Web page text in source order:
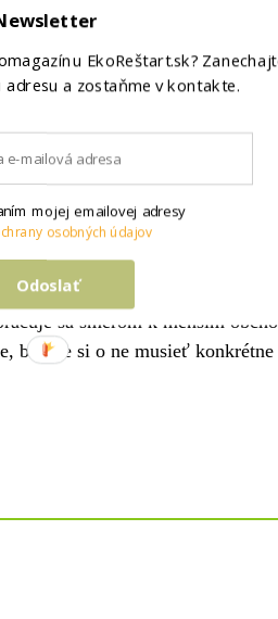
si môžete neskôr vytlačiť,
si želá elektronickú účtenku.
Dva najvýznamnejšie
digitálne bloky pred
do roku 2024, čím sa
sa smerom k menším
budete si o ne musieť
EkoReštart.sk?
adresu a zostaňme v kontakte.
Odoslať
mojej emailovej adresy
osobných údajov